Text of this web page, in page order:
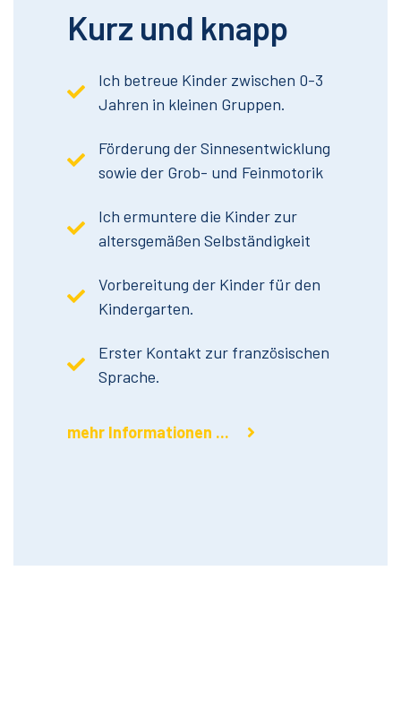
Kurz und knapp
Ich betreue Kinder zwischen 0-3
Jahren in kleinen Gruppen.
Förderung der Sinnesentwicklung
sowie der Grob- und Feinmotorik
Ich ermuntere die Kinder zur
altersgemäßen Selbständigkeit
Vorbereitung der Kinder für den
Kindergarten.
Erster Kontakt zur französischen
Sprache.
mehr Informationen ...